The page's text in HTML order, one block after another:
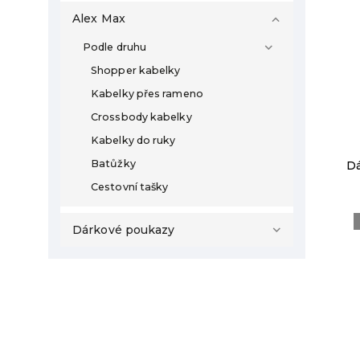
Alex Max
Podle druhu
Shopper kabelky
Kabelky přes rameno
Crossbody kabelky
Kabelky do ruky
Batůžky
Cestovní tašky
Dárkové poukazy